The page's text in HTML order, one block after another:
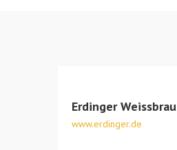
Erdinger Weissbrau
www.erdinger.de